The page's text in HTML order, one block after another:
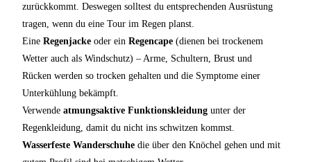
zurückkommt. Deswegen solltest du entsprechenden Ausrüstung
tragen, wenn du eine Tour im Regen planst.
Eine Regenjacke oder ein Regencape (dienen bei trockenem
Wetter auch als Windschutz) – Arme, Schultern, Brust und
Rücken werden so trocken gehalten und die Symptome einer
Unterkühlung bekämpft.
Verwende atmungsaktive Funktionskleidung unter der
Regenkleidung, damit du nicht ins schwitzen kommst.
Wasserfeste Wanderschuhe die über den Knöchel gehen und mit